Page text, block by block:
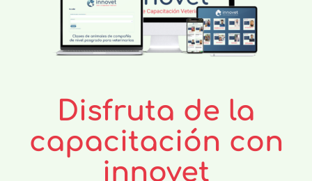
Disfruta de la
capacitación con
innovet